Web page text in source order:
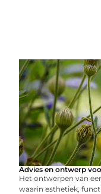
Advies en ontwerp
Het ontwerpen van
waarin esthetiek,